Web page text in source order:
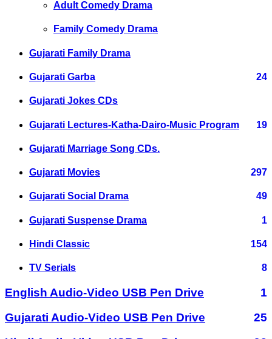
Adult Comedy Drama
Family Comedy Drama
Gujarati Family Drama
Gujarati Garba 24
Gujarati Jokes CDs
Gujarati Lectures-Katha-Dairo-Music Program 19
Gujarati Marriage Song CDs.
Gujarati Movies 297
Gujarati Social Drama 49
Gujarati Suspense Drama 1
Hindi Classic 154
TV Serials 8
English Audio-Video USB Pen Drive
1
Gujarati Audio-Video USB Pen Drive
25